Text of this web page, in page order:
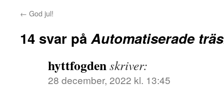
← God jul!
14 svar påAutomatiserade
hyttfogdenskriver:
28 december, 2022 kl. 13:45